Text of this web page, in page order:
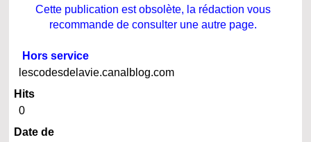
Cette publication est obsolète, la rédaction vous
recommande de consulter une autre page.
Hors service
lescodesdelavie.canalblog.com
Hits
0
Date de